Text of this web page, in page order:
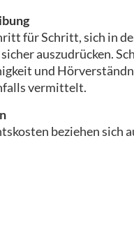
für Schritt, sich in
auszudrücken.
und
vermittelt.
beziehen sich